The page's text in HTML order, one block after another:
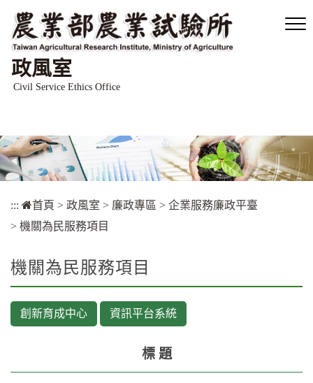
政風室
Civil Service Ethics Office
::: 首頁 > 政風室 > 廉政專區 > 企業服務廉政平臺
> 機關為民服務項目
機關為民服務項目
創新育成中心 資訊平台系統
標 題